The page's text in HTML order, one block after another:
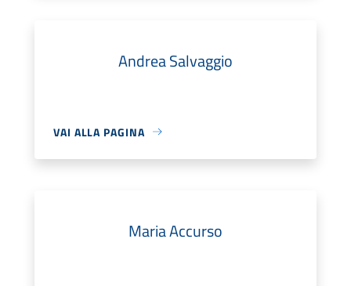
Andrea Salvaggio
VAI ALLA PAGINA
Maria Accurso